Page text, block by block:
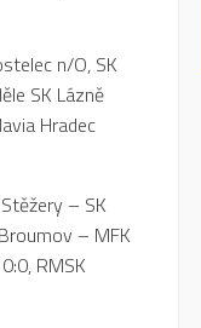
n/O, SK
SK Lázně
Hradec
– SK
– MFK
RMSK